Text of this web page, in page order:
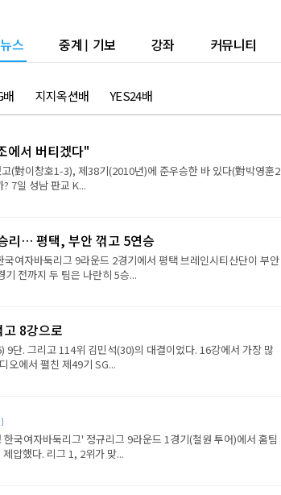
스 중계 | 기보 강좌 커뮤니티
배 지지옥션배 YES24배
에서 버티겠다"
(對이창호1-3), 제38기(2010년)에 준우승한 바 있다(對박영훈2
7일 성남 판교 K...
리… 평택, 부안 꺾고 5연승
여자바둑리그 9라운드 2경기에서 평택 브레인시티산단이 부안
전까지 두 팀은 나란히 5승...
8강으로
단. 그리고 114위 김민석(30)의 대결이었다. 16강에서 가장 많
오에서 펼친 제49기 SG...
국여자바둑리그' 정규리그 9라운드 1경기(철원 투어)에서 홈팀
압했다. 리그 1, 2위가 맞...